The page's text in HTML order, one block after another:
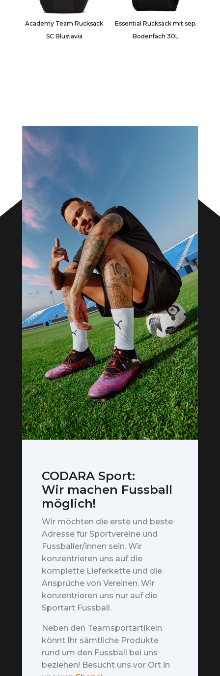
Academy Team Rucksack
SC Blustavia
Essential Rucksack mit sep.
Bodenfach 30L
CODARA Sport:
Wir machen Fussball
möglich!
Wir möchten die erste und beste
Adresse für Sportvereine und
Fussballer/innen sein. Wir
konzentrieren uns auf die
komplette Lieferkette und die
Ansprüche von Vereinen. Wir
konzentrieren uns nur auf die
Sportart Fussball.
Neben den Teamsportartikeln
könnt Ihr sämtliche Produkte
rund um den Fussball bei uns
beziehen! Besucht uns vor Ort in